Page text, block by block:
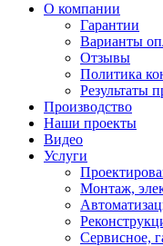
О компании
Гарантии
Варианты
Отзывы
Политика
Результаты
Производство
Наши проекты
Видео
Услуги
Монтаж,
Сервисное,